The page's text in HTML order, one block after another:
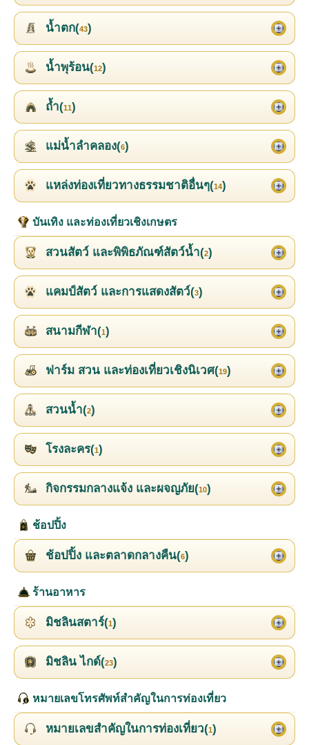
น้ำตก(43)
น้ำพุร้อน(12)
ถ้ำ(11)
แม่น้ำลำคลอง(6)
แหล่งท่องเที่ยวทางธรรมชาติอื่นๆ(14)
บันเทิง และท่องเที่ยวเชิงเกษตร
สวนสัตว์ และพิพิธภัณฑ์สัตว์น้ำ(2)
แคมป์สัตว์ และการแสดงสัตว์(3)
สนามกีฬา(1)
ฟาร์ม สวน และท่องเที่ยวเชิงนิเวศ(19)
สวนน้ำ(2)
โรงละคร(1)
กิจกรรมกลางแจ้ง และผจญภัย(10)
ช้อปปิ้ง
ช้อปปิ้ง และตลาดกลางคืน(6)
ร้านอาหาร
มิชลินสตาร์(1)
มิชลิน ไกด์(23)
หมายเลขโทรศัพท์สำคัญในการท่องเที่ยว
หมายเลขสำคัญในการท่องเที่ยว(1)